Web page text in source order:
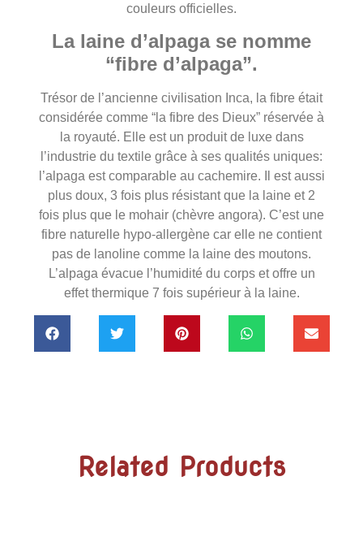
couleurs officielles.
La laine d’alpaga se nomme
“fibre d’alpaga”.
Trésor de l’ancienne civilisation Inca, la fibre était
considérée comme “la fibre des Dieux” réservée à
la royauté. Elle est un produit de luxe dans
l’industrie du textile grâce à ses qualités uniques:
l’alpaga est comparable au cachemire. Il est aussi
plus doux, 3 fois plus résistant que la laine et 2
fois plus que le mohair (chèvre angora). C’est une
fibre naturelle hypo-allergène car elle ne contient
pas de lanoline comme la laine des moutons.
L’alpaga évacue l’humidité du corps et offre un
effet thermique 7 fois supérieur à la laine.
Related Products